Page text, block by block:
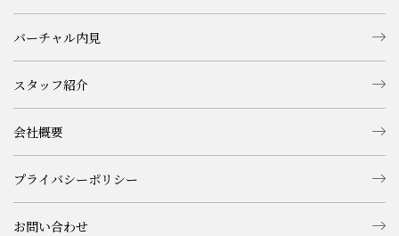
バーチャル内見
スタッフ紹介
会社概要
プライバシーポリシー
お問い合わせ